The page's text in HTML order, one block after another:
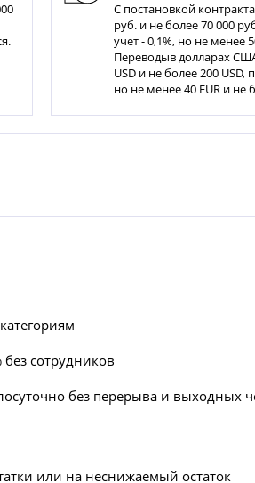
С постановкой
руб. и не более 70 000
учет - 0,1%, но не менее
Переводыв долларах
USD и не более 200
но не менее 40 EUR и не
сотрудников
без перерыва и выходных
или на неснижаемый остаток